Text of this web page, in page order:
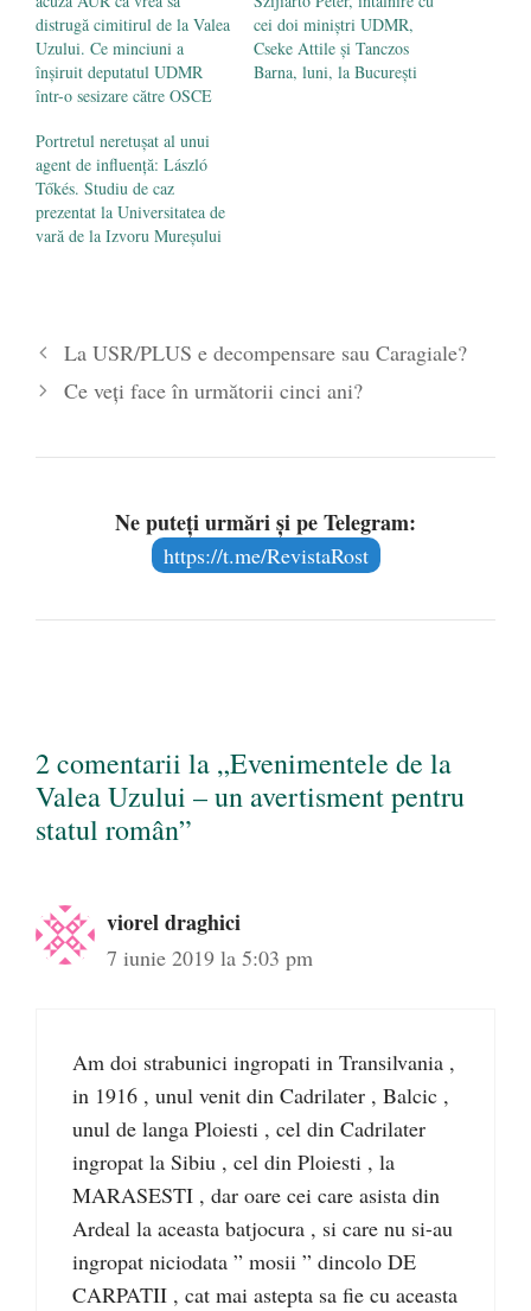
distrugă cimitirul de la Valea
Uzului. Ce minciuni a
înșiruit deputatul UDMR
într-o sesizare către OSCE
cei doi miniștri UDMR,
Cseke Attile și Tanczos
Barna, luni, la București
Portretul neretuşat al unui
agent de influenţă: László
Tőkés. Studiu de caz
prezentat la Universitatea de
vară de la Izvoru Mureşului
La USR/PLUS e decompensare sau Caragiale?
Ce veți face în următorii cinci ani?
Ne puteți urmări și pe Telegram:
https://t.me/RevistaRost
2 comentarii la „Evenimentele de la
Valea Uzului – un avertisment pentru
statul român”
viorel draghici
7 iunie 2019 la 5:03 pm
Am doi strabunici ingropati in Transilvania ,
in 1916 , unul venit din Cadrilater , Balcic ,
unul de langa Ploiesti , cel din Cadrilater
ingropat la Sibiu , cel din Ploiesti , la
MARASESTI , dar oare cei care asista din
Ardeal la aceasta batjocura , si care nu si-au
ingropat niciodata ” mosii ” dincolo DE
CARPATII , cat mai astepta sa fie cu aceasta